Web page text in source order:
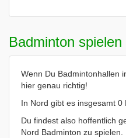
Badminton spielen
Wenn Du Badmintonhallen
hier genau richtig!
In Nord gibt es insgesamt 0
Du findest also hoffentlich
Nord Badminton zu spielen.